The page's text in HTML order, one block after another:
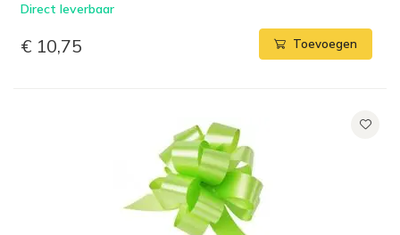
Direct leverbaar
€ 10,75 Toevoegen